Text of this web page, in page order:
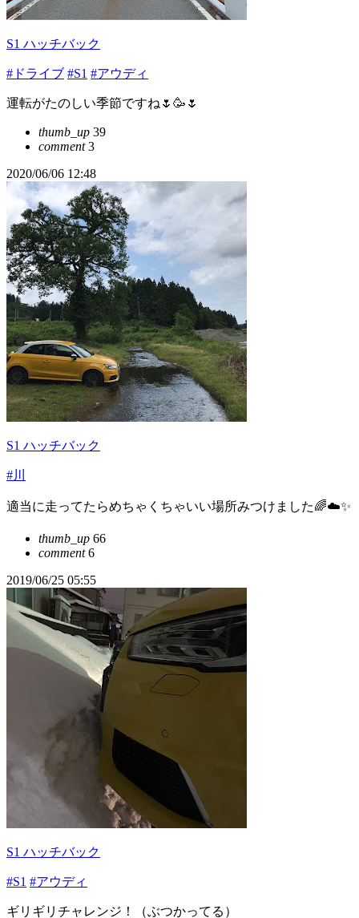
S1 ハッチバック
#ドライブ #S1 #アウディ
運転がたのしい季節ですね🌷🥳🌷
thumb_up 39
comment3
2020/06/06 12:48
S1 ハッチバック
#川
適当に走ってたらめちゃくちゃいい場所みつけました🌈☁️✨
thumb_up 66
comment6
2019/06/25 05:55
S1 ハッチバック
#S1 #アウディ
ギリギリチャレンジ！（ぶつかってる）